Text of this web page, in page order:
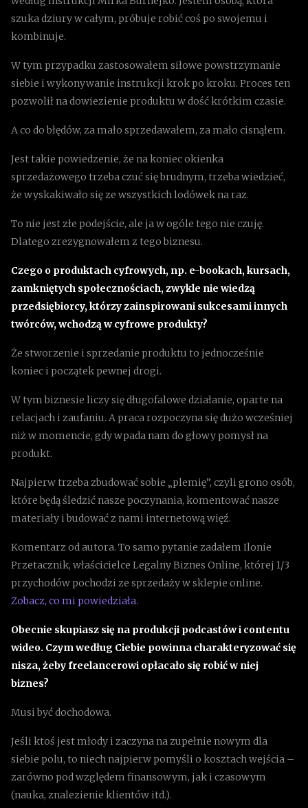
szuka dziury w całym, próbuje robić coś po swojemu i
kombinuje.
W tym przypadku zastosowałem siłowe powstrzymanie
siebie i wykonywanie instrukcji krok po kroku. Proces ten
pozwolił na dowiezienie produktu w dość krótkim czasie.
A co do błędów, za mało sprzedawałem, za mało cisnąłem.
Jest takie powiedzenie, że na koniec okienka
sprzedażowego trzeba czuć się brudnym, trzeba wiedzieć,
że wyskakiwało się ze wszystkich lodówek na raz.
To nie jest złe podejście, ale ja w ogóle tego nie czuję.
Dlatego zrezygnowałem z tego biznesu.
Czego o produktach cyfrowych, np. e-bookach, kursach,
zamkniętych społecznościach, zwykle nie wiedzą
przedsiębiorcy, którzy zainspirowani sukcesami innych
twórców, wchodzą w cyfrowe produkty?
Że stworzenie i sprzedanie produktu to jednocześnie
koniec i początek pewnej drogi.
W tym biznesie liczy się długofalowe działanie, oparte na
relacjach i zaufaniu. A praca rozpoczyna się dużo wcześniej
niż w momencie, gdy wpada nam do głowy pomysł na
produkt.
Najpierw trzeba zbudować sobie „plemię”, czyli grono osób,
które będą śledzić nasze poczynania, komentować nasze
materiały i budować z nami internetową więź.
Komentarz od autora. To samo pytanie zadałem Ilonie
Przetacznik, właścicielce Legalny Biznes Online, której 1/3
przychodów pochodzi ze sprzedaży w sklepie online.
Zobacz, co mi powiedziała.
Obecnie skupiasz się na produkcji podcastów i contentu
wideo. Czym według Ciebie powinna charakteryzować się
nisza, żeby freelancerowi opłacało się robić w niej
biznes?
Musi być dochodowa.
Jeśli ktoś jest młody i zaczyna na zupełnie nowym dla
siebie polu, to niech najpierw pomyśli o kosztach wejścia –
zarówno pod względem finansowym, jak i czasowym
(nauka, znalezienie klientów itd.).